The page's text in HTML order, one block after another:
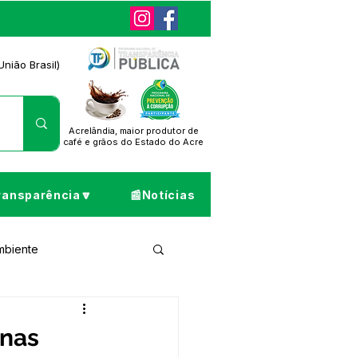
Brasil)
Acrelândia, maior produtor de
café e grãos do Estado do Acre
📰Notícias